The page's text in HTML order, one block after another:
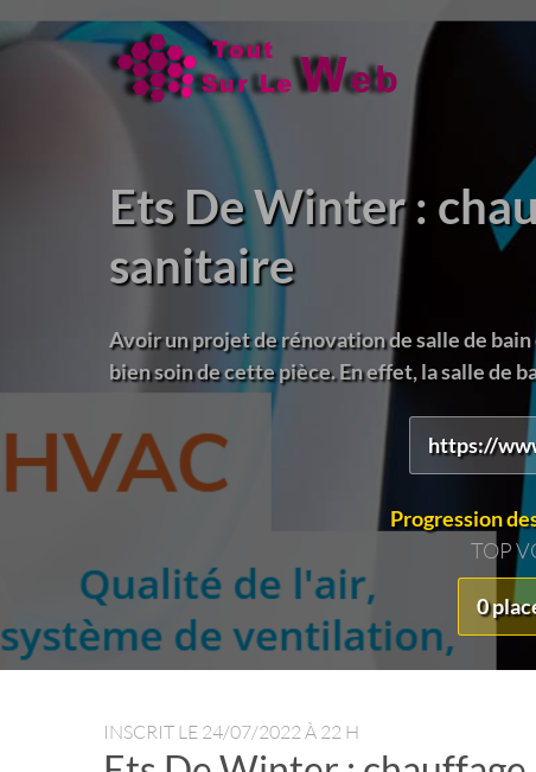
Ets De Winter :
sanitaire
Avoir un projet de rénovation de salle de
bien soin de cette pièce. En effet, la salle de
https://
Progression
TOP
0
INSCRIT LE 24/07/2022 À 22 H